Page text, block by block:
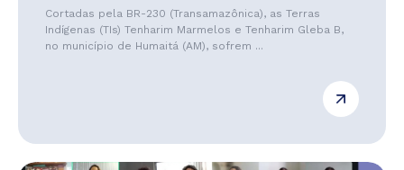
Cortadas pela BR-230 (Transamazônica), as Terras
Indígenas (TIs) Tenharim Marmelos e Tenharim Gleba B,
no município de Humaitá (AM), sofrem ...